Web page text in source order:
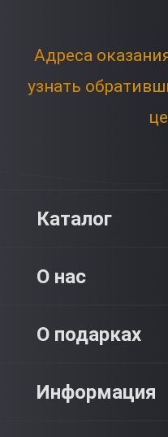
Адреса
узнать
Каталог
О нас
О
О подарках
Как
Информация